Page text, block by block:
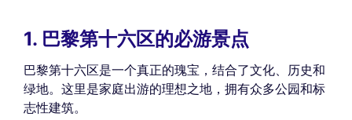
1. 巴黎第十六区的必游景点
巴黎第十六区是一个真正的瑰宝，结合了文化、历史和
绿地。这里是家庭出游的理想之地，拥有众多公园和标
志性建筑。